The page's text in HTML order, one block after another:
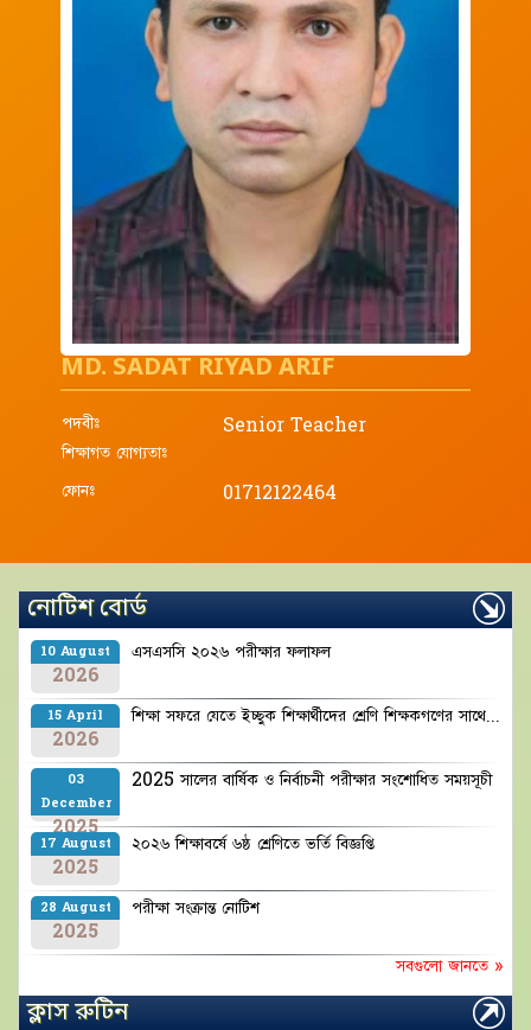
MD. SADAT RIYAD ARIF
পদবীঃ
Senior Teacher
শিক্ষাগত যোগ্যতাঃ
ফোনঃ
01712122464
নোটিশ বোর্ড
10 August
2026
এসএসসি ২০২৬ পরীক্ষার ফলাফল
15 April
2026
শিক্ষা সফরে যেতে ইচ্ছুক শিক্ষার্থীদের শ্রেণি শিক্ষকগণের সাথে...
03
December
2025
2025 সালের বার্ষিক ও নির্বাচনী পরীক্ষার সংশোধিত সময়সূচী
17 August
2025
২০২৬ শিক্ষাবর্ষে ৬ষ্ঠ শ্রেণিতে ভর্তি বিজ্ঞপ্তি
28 August
2025
পরীক্ষা সংক্রান্ত নোটিশ
সবগুলো জানতে »
ক্লাস রুটিন